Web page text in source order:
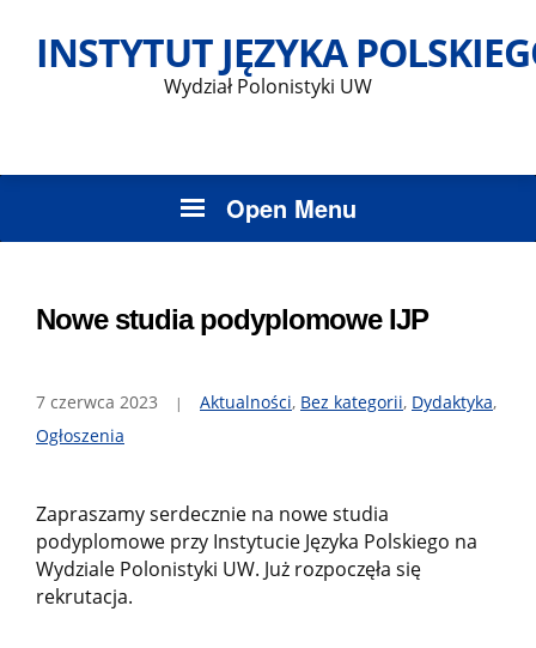
to
content
INSTYTUT JĘZYKA
Wydział Polonistyki UW
Open Menu
Nowe studia podyplomowe IJP
7 czerwca 2023 Aktualności, Bez kategorii, Dydaktyka,
Ogłoszenia
Zapraszamy serdecznie na nowe studia
podyplomowe przy Instytucie Języka Polskiego na
Wydziale Polonistyki UW. Już rozpoczęła się
rekrutacja.